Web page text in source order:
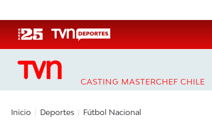
CASTING MASTERCHEF CHILE
Inicio Deportes Fútbol Nacional